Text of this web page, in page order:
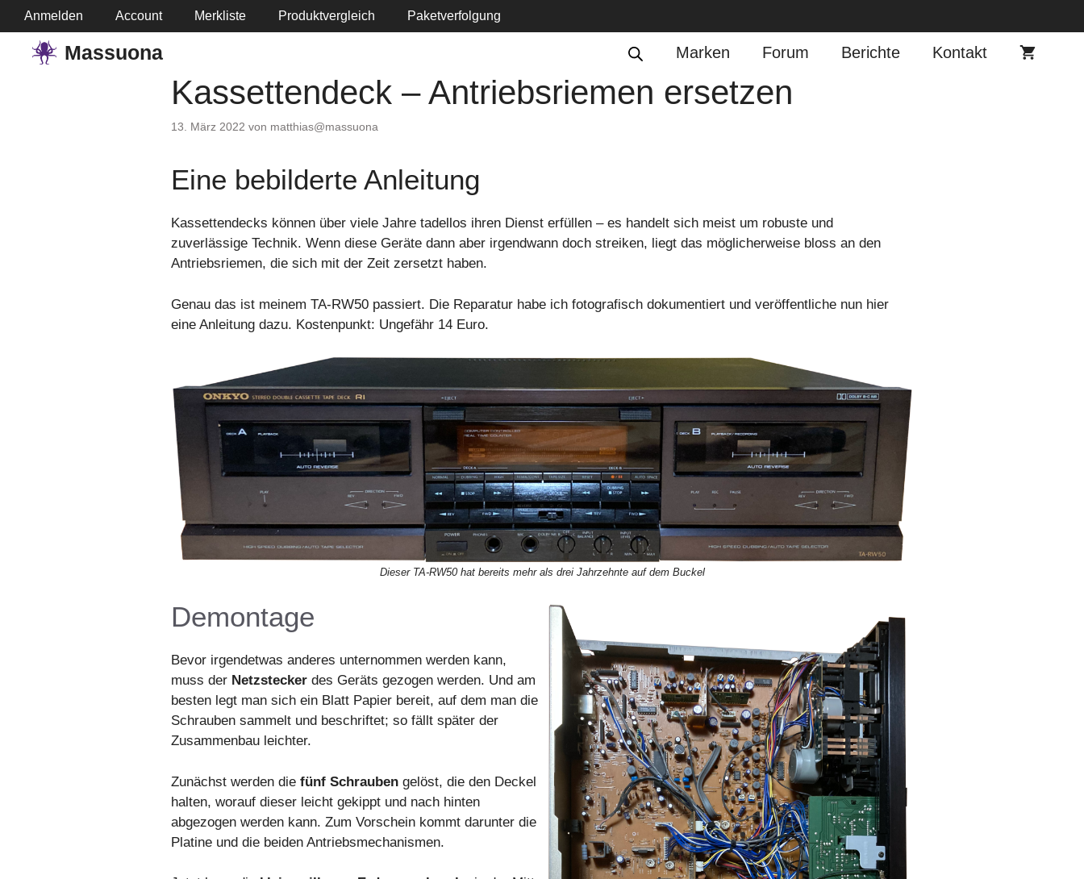
Springe
zum
Anmelden Account Merkliste Produktvergleich Paketverfolgung
Massuona Marken Forum Berichte Kontakt
Kassettendeck – Antriebsriemen ersetzen
13. März 2022 von matthias@massuona
Eine bebilderte Anleitung
Kassettendecks können über viele Jahre tadellos ihren Dienst erfüllen – es handelt sich meist um robuste und
zuverlässige Technik. Wenn diese Geräte dann aber irgendwann doch streiken, liegt das möglicherweise bloss an den
Antriebsriemen, die sich mit der Zeit zersetzt haben.
Genau das ist meinem TA-RW50 passiert. Die Reparatur habe ich fotografisch dokumentiert und veröffentliche nun hier
eine Anleitung dazu. Kostenpunkt: Ungefähr 14 Euro.
Dieser TA-RW50 hat bereits mehr als drei Jahrzehnte auf dem Buckel
Demontage
Bevor irgendetwas anderes unternommen werden kann,
muss der Netzstecker des Geräts gezogen werden. Und am
besten legt man sich ein Blatt Papier bereit, auf dem man die
Schrauben sammelt und beschriftet; so fällt später der
Zusammenbau leichter.
Zunächst werden die fünf Schrauben gelöst, die den Deckel
halten, worauf dieser leicht gekippt und nach hinten
abgezogen werden kann. Zum Vorschein kommt darunter die
Platine und die beiden Antriebsmechanismen.